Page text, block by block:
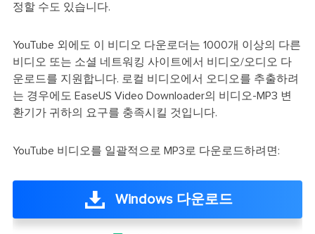
정할 수도 있습니다.
YouTube 외에도 이 비디오 다운로더는 1000개 이상의 다른
비디오 또는 소셜 네트워킹 사이트에서 비디오/오디오 다
운로드를 지원합니다. 로컬 비디오에서 오디오를 추출하려
는 경우에도 EaseUS Video Downloader의 비디오-MP3 변
환기가 귀하의 요구를 충족시킬 것입니다.
YouTube 비디오를 일괄적으로 MP3로 다운로드하려면:
Windows 다운로드